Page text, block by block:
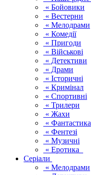
« Бойовики
« Вестерни
« Мелодрами
« Комедії
« Пригоди
« Військові
« Детективи
« Драми
« Історичні
« Кримінал
« Спортивні
« Трилери
« Жахи
« Фантастика
« Фентезі
« Музичні
« Еротика
Серіали
« Мелодрами